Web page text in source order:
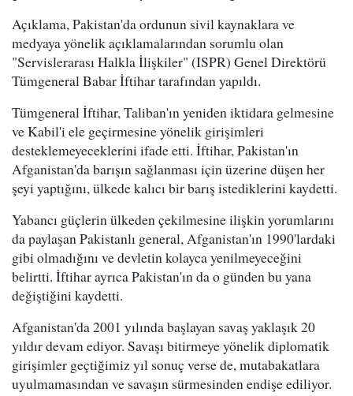
Açıklama, Pakistan'da ordunun sivil kaynaklara ve
medyaya yönelik açıklamalarından sorumlu olan
"Servislerarası Halkla İlişkiler" (ISPR) Genel Direktörü
Tümgeneral Babar İftihar tarafından yapıldı.
Tümgeneral İftihar, Taliban'ın yeniden iktidara gelmesine
ve Kabil'i ele geçirmesine yönelik girişimleri
desteklemeyeceklerini ifade etti. İftihar, Pakistan'ın
Afganistan'da barışın sağlanması için üzerine düşen her
şeyi yaptığını, ülkede kalıcı bir barış istediklerini kaydetti.
Yabancı güçlerin ülkeden çekilmesine ilişkin yorumlarını
da paylaşan Pakistanlı general, Afganistan'ın 1990'lardaki
gibi olmadığını ve devletin kolayca yenilmeyeceğini
belirtti. İftihar ayrıca Pakistan'ın da o günden bu yana
değiştiğini kaydetti.
Afganistan'da 2001 yılında başlayan savaş yaklaşık 20
yıldır devam ediyor. Savaşı bitirmeye yönelik diplomatik
girişimler geçtiğimiz yıl sonuç verse de, mutabakatlara
uyulmamasından ve savaşın sürmesinden endişe ediliyor.